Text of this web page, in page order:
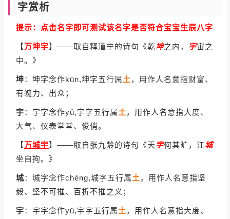
字赏析
提示：点击名字即可测试该名字是否符合宝宝生辰八字
【万坤宇】 ——取自释道宁的诗句《乾坤之内， 宇宙之
中。》
坤：坤字念作kūn,坤字五行属土 ，用作人名意指财富、
有魄力、出众；
宇：宇字念作yǔ,宇字五行属土 ，用作人名意指大度、
大气、仪表堂堂、俊俏。
【万城宇】 ——取自张九龄的诗句《天 宇何其旷，江城
坐自拘。》
城：城字念作chéng,城字五行属土 ，用作人名意指坚
毅、坚不可摧、百折不摧之义；
宇：宇字念作yǔ,宇字五行属土 ，用作人名意指大度、